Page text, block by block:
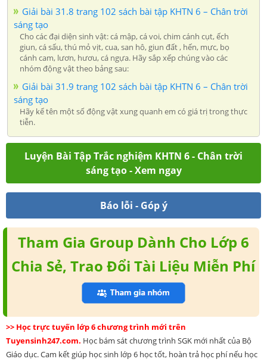
Giải bài 31.8 trang 102 sách bài tập KHTN 6 – Chân trời
sáng tạo
Cho các đại diện sinh vật: cá mập, cá voi, chim cánh cụt, ếch
giun, cá sấu, thú mỏ vịt, cua, san hô, giun đất , hến, mực, bọ
cánh cam, lươn, hươu, cá ngựa. Hãy sắp xếp chúng vào các
nhóm động vật theo bảng sau:
Giải bài 31.9 trang 102 sách bài tập KHTN 6 – Chân trời
sáng tạo
Hãy kể tên một số động vật xung quanh em có giá trị trong thực
tiễn.
Luyện Bài Tập Trắc nghiệm KHTN 6 - Chân trời
sáng tạo - Xem ngay
Báo lỗi - Góp ý
Tham Gia Group Dành Cho Lớp 6
Chia Sẻ, Trao Đổi Tài Liệu Miễn Phí
>> Học trực tuyến lớp 6 chương trình mới trên
Tuyensinh247.com. Học bám sát chương trình SGK mới nhất của Bộ
Giáo dục. Cam kết giúp học sinh lớp 6 học tốt, hoàn trả học phí nếu học